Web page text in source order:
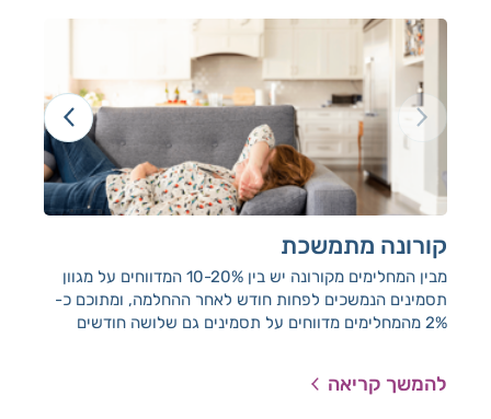
קורונה מתמשכת
מבין המחלימים מקורונה יש בין 10-20% המדווחים על מגוון
תסמינים הנמשכים לפחות חודש לאחר ההחלמה, ומתוכם כ-
2% מהמחלימים מדווחים על תסמינים גם שלושה חודשים
להמשך קריאה